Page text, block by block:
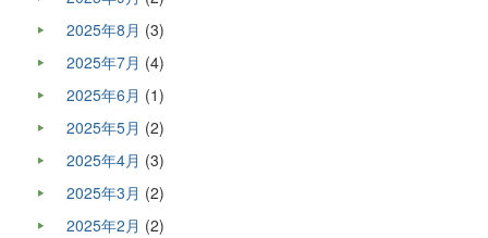
2025年8月 (3)
2025年7月 (4)
2025年6月 (1)
2025年5月 (2)
2025年4月 (3)
2025年3月 (2)
2025年2月 (2)